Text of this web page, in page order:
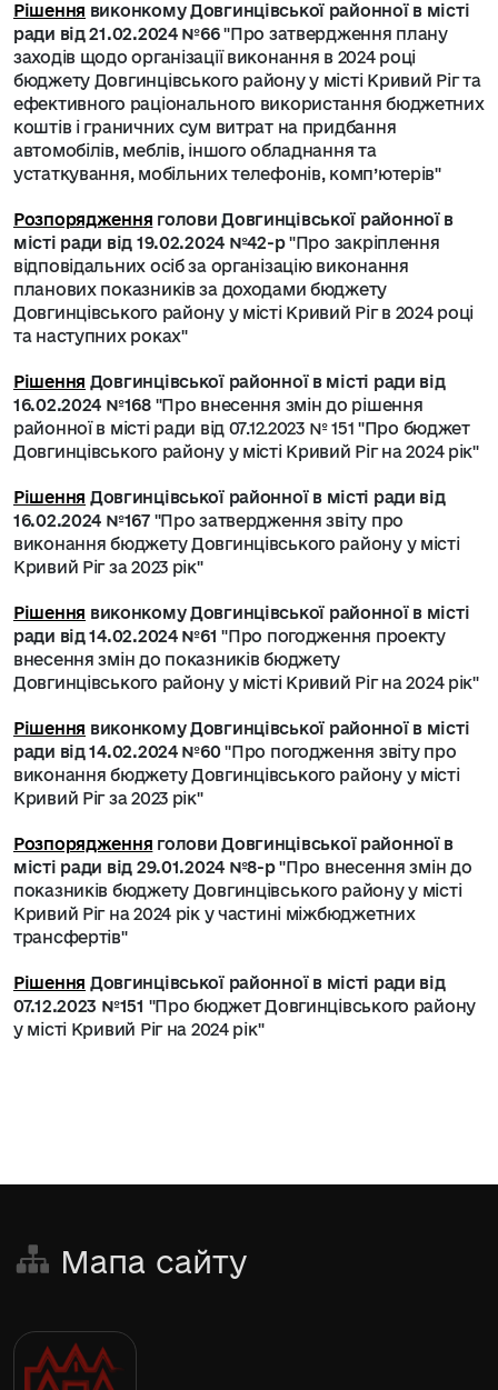
Рішення виконкому Довгинцівської районної в місті
ради від 21.02.2024 №66"Про затвердження плану
заходів щодо організації виконання в 2024 році
бюджету Довгинцівського району у місті Кривий Ріг та
ефективного раціонального використання бюджетних
коштів і граничних сум витрат на придбання
автомобілів, меблів, іншого обладнання та
устаткування, мобільних телефонів, комп’ютерів"
Розпорядження голови Довгинцівської районної в
місті ради від 19.02.2024 №42-р"Про закріплення
відповідальних осіб за організацію виконання
планових показників за доходами бюджету
Довгинцівського району у місті Кривий Ріг в 2024 році
та наступних роках"
Рішення Довгинцівської районної в місті ради від
16.02.2024 №168 "Про внесення змін до рішення
районної в місті ради від 07.12.2023 № 151 "Про бюджет
Довгинцівського району у місті Кривий Ріг на 2024 рік"
Рішення Довгинцівської районної в місті ради від
16.02.2024 №167 "Про затвердження звіту про
виконання бюджету Довгинцівського району у місті
Кривий Ріг за 2023 рік"
Рішення виконкому Довгинцівської районної в місті
ради від 14.02.2024 №61"Про погодження проекту
внесення змін до показників бюджету
Довгинцівського району у місті Кривий Ріг на 2024 рік"
Рішення виконкому Довгинцівської районної в місті
ради від 14.02.2024 №60"Про погодження звіту про
виконання бюджету Довгинцівського району у місті
Кривий Ріг за 2023 рік"
Розпорядження голови Довгинцівської районної в
місті ради від 29.01.2024 №8-р"Про внесення змін до
показників бюджету Довгинцівського району у місті
Кривий Ріг на 2024 рік у частині міжбюджетних
трансфертів"
Рішення Довгинцівської районної в місті ради від
07.12.2023 №151 "Про бюджет Довгинцівського району
у місті Кривий Ріг на 2024 рік"
Мапа сайту